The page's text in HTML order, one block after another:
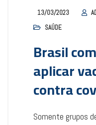
13/03/2023
SAÚDE
Brasil
aplicar
contra
Somente grupos